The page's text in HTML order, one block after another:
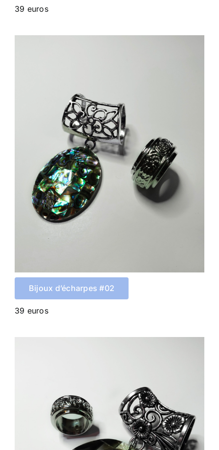
39 euros
Bijoux d’écharpes #02
39 euros